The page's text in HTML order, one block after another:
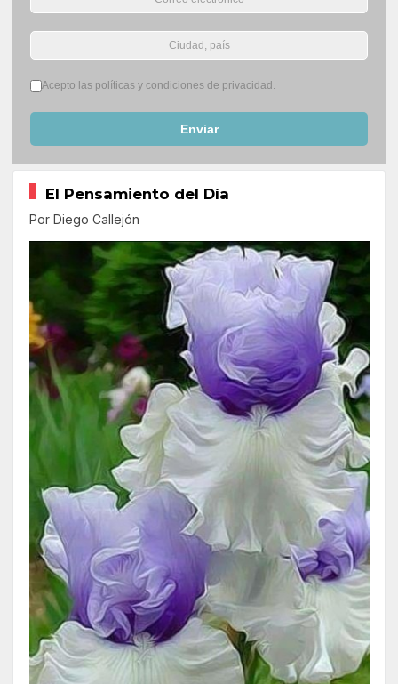
Términos del servicio*
Acepto las políticas y condiciones de privacidad.
Enviar
El Pensamiento del Día
Por Diego Callejón